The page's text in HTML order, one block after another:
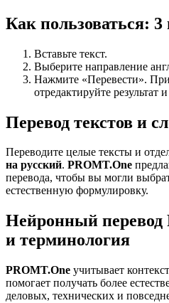
Как пользоваться:
Вставьте текст.
Выберите направление
Нажмите «Перевести».
отредактируйте результат
Перевод текстов и
Переводите целые тексты и
на русский. PROMT.One
перевода, чтобы вы могли
естественную формулировку.
Нейронный перевод
и терминология
PROMT.One учитывает
помогает получать более
деловых, технических и